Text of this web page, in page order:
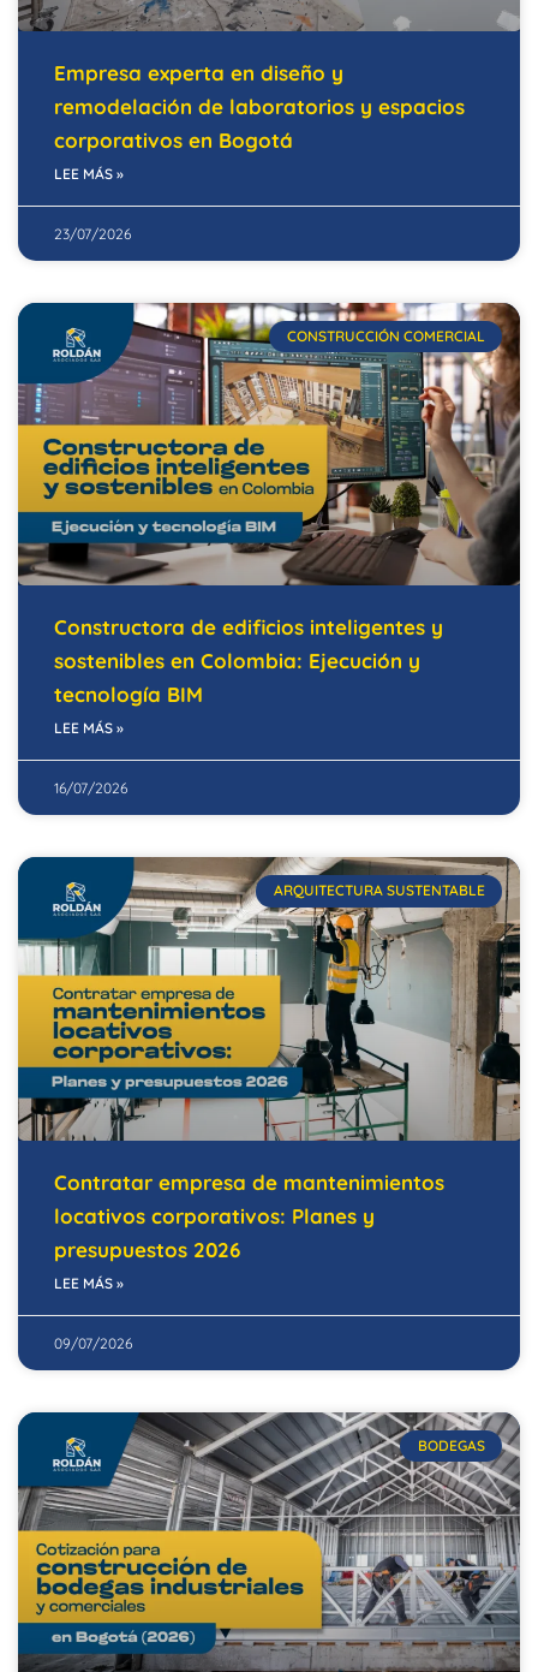
Empresa experta en diseño y
remodelación de laboratorios y espacios
corporativos en Bogotá
LEE MÁS »
23/07/2026
CONSTRUCCIÓN COMERCIAL
Constructora de edificios inteligentes y
sostenibles en Colombia: Ejecución y
tecnología BIM
LEE MÁS »
16/07/2026
ARQUITECTURA SUSTENTABLE
Contratar empresa de mantenimientos
locativos corporativos: Planes y
presupuestos 2026
LEE MÁS »
09/07/2026
BODEGAS